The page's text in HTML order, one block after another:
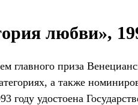
любви»,
главного приза
а также
году удостоена